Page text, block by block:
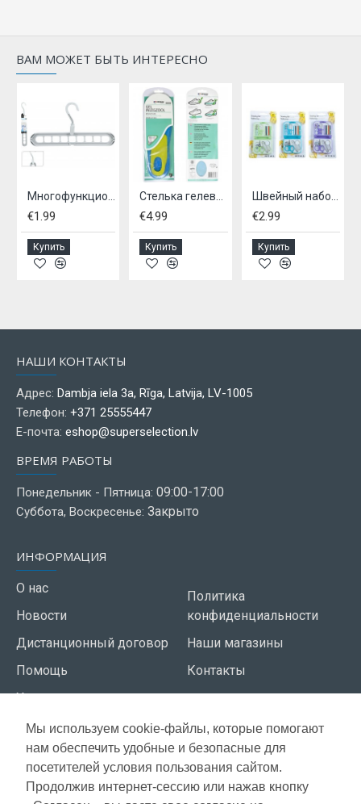
Мы используем cookie-файлы, которые помогают
нам обеспечить удобные и безопасные для
посетителей условия пользования сайтом.
Продолжив интернет-сессию или нажав кнопку
ВАМ МОЖЕТ БЫТЬ ИНТЕРЕСНО
€1.99
Купить
€4.99
Купить
€2.99
Купить
НАШИ КОНТАКТЫ
Адрес: Dambja iela 3a, Rīga, Latvija, LV-1005
Телефон: +371 25555447
Е-почта: eshop@superselection.lv
ВРЕМЯ РАБОТЫ
Понедельник - Пятница: 09:00-17:00
Суббота, Воскресенье: Закрыто
ИНФОРМАЦИЯ
О нас
Новости
Дистанционный договор
Помощь
Условия использования
Политика
конфиденциальности
Наши магазины
Контакты
СЕРВИС КЛИЕНТОВ
Доставка
Оплата
Газета акций